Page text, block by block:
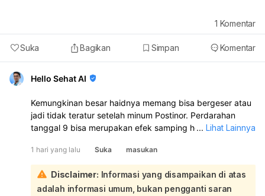
Suka Bagikan Simpan Komentar
1 Komentar
Hello Sehat AI
Kemungkinan besar haidnya memang bisa bergeser atau
jadi tidak teratur setelah minum Postinor. Perdarahan
tanggal 9 bisa merupakan efek samping hormon, bukan
kecil:
Postinor dapat menyebabkan siklus haid maju atau
mundur beberapa hari sampai beberapa minggu. Jadi
haid yang biasanya tanggal 26 bisa saja berubah.
... Lihat Lainnya
1 hari yang lalu Suka masukan
Disclaimer: Informasi yang disampaikan di atas
adalah informasi umum, bukan pengganti saran